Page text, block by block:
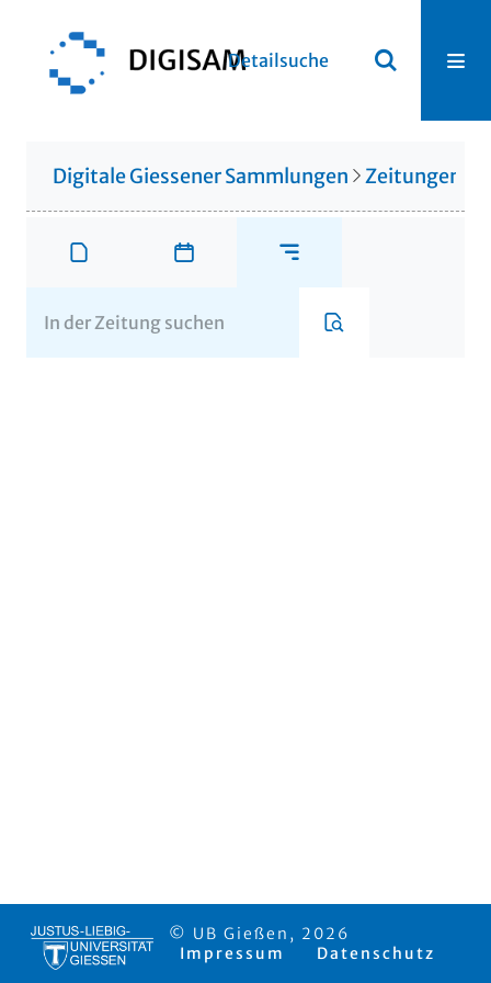
Detailsuche
Digitale Giessener Sammlungen Zeitungen
© UB Gießen, 2026
Impressum
Datenschutz